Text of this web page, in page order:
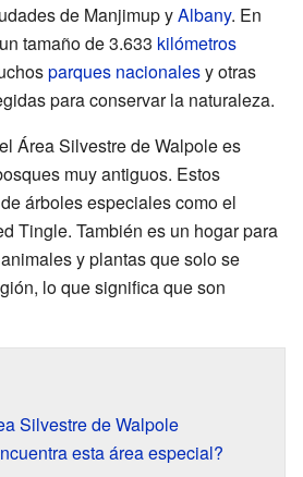
de Manjimup yAlbany. En
tamaño de 3.633 kilómetros
parques nacionalesy otras
para conservar la naturaleza.
Área Silvestre de Walpole es
muy antiguos. Estos
árboles especiales como el
Tingle. También es un hogar para
y plantas que solo se
lo que significa que son
Silvestre de Walpole
esta área especial?